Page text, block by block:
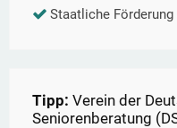
Staatliche Förderung
Tipp: Verein der
Seniorenberatung